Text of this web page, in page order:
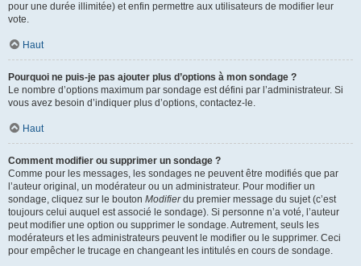
pour une durée illimitée) et enfin permettre aux utilisateurs de modifier leur
vote.
Haut
Pourquoi ne puis-je pas ajouter plus d’options à mon sondage ?
Le nombre d’options maximum par sondage est défini par l’administrateur. Si
vous avez besoin d’indiquer plus d’options, contactez-le.
Haut
Comment modifier ou supprimer un sondage ?
Comme pour les messages, les sondages ne peuvent être modifiés que par
l’auteur original, un modérateur ou un administrateur. Pour modifier un
sondage, cliquez sur le bouton Modifierdu premier message du sujet (c’est
toujours celui auquel est associé le sondage). Si personne n’a voté, l’auteur
peut modifier une option ou supprimer le sondage. Autrement, seuls les
modérateurs et les administrateurs peuvent le modifier ou le supprimer. Ceci
pour empêcher le trucage en changeant les intitulés en cours de sondage.